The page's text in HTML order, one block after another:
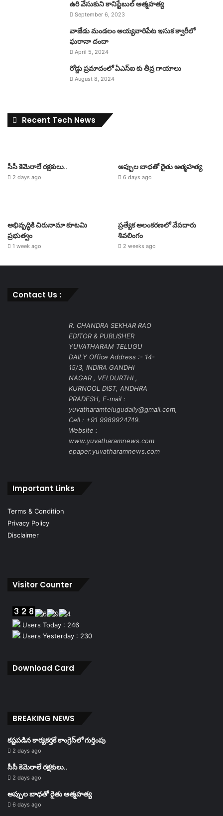
ఉరి వేసుకుని కానిస్టేబుల్ ఆత్మహత్య
September 6, 2023
వాజేడు మండలం అయ్యవారిపేట ఇసుక క్వారీలో
ఘరానా దందా
April 5, 2024
రోడ్డు ప్రమాదంలో ఏఎస్ఐ కు తీవ్ర గాయాలు
August 8, 2024
Recent Tech News
సీసీ కెమెరాలే రక్షకులు..
2 days ago
అప్పుల బాధతో రైతు ఆత్మహత్య
6 days ago
అభివృద్ధికి చిరునామా కూటమి
ప్రభుత్వం
1 week ago
ప్రత్యేక అలంకరణలో వేపదారు
శివలింగం
2 weeks ago
Contact Us :
R. CHANDRA SEKHAR RAO
EDITOR & PUBLISHER
YUVATHARAM TELUGU
DAILY Office Address :- 14-
15/3, INDIRA GANDHI
NAGAR , VELDURTHI ,
KURNOOL DIST, ANDHRA
PRADESH, E-mail :
yuvatharamtelugudaily@gmail.com,
Cell : +91 9989924749.
Website :
www.yuvatharamnews.com
epaper.yuvatharamnews.com
Important Links
Terms & Condition
Privacy Policy
Disclaimer
Visitor Counter
Users Today : 246
Users Yesterday : 230
Download Card
BREAKING NEWS
కష్టపడిన కార్యకర్తకే కాంగ్రెస్‌లో గుర్తింపు
2 days ago
సీసీ కెమెరాలే రక్షకులు..
2 days ago
అప్పుల బాధతో రైతు ఆత్మహత్య
6 days ago